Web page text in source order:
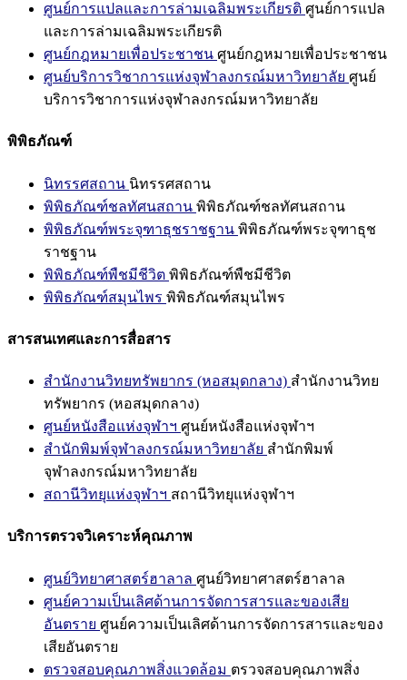
ศูนย์การแปลและการล่ามเฉลิมพระเกียรติ ศูนย์การแปล
และการล่ามเฉลิมพระเกียรติ
ศูนย์กฎหมายเพื่อประชาชน ศูนย์กฎหมายเพื่อประชาชน
ศูนย์บริการวิชาการแห่งจุฬาลงกรณ์มหาวิทยาลัย ศูนย์
บริการวิชาการแห่งจุฬาลงกรณ์มหาวิทยาลัย
พิพิธภัณฑ์
นิทรรศสถาน นิทรรศสถาน
พิพิธภัณฑ์ชลทัศนสถาน พิพิธภัณฑ์ชลทัศนสถาน
พิพิธภัณฑ์พระจุฑาธุชราชฐาน พิพิธภัณฑ์พระจุฑาธุช
ราชฐาน
พิพิธภัณฑ์พืชมีชีวิต พิพิธภัณฑ์พืชมีชีวิต
พิพิธภัณฑ์สมุนไพร พิพิธภัณฑ์สมุนไพร
สารสนเทศและการสื่อสาร
สำนักงานวิทยทรัพยากร (หอสมุดกลาง) สำนักงานวิทย
ทรัพยากร (หอสมุดกลาง)
ศูนย์หนังสือแห่งจุฬาฯ ศูนย์หนังสือแห่งจุฬาฯ
สำนักพิมพ์จุฬาลงกรณ์มหาวิทยาลัย สำนักพิมพ์
จุฬาลงกรณ์มหาวิทยาลัย
สถานีวิทยุแห่งจุฬาฯ สถานีวิทยุแห่งจุฬาฯ
บริการตรวจวิเคราะห์คุณภาพ
ศูนย์วิทยาศาสตร์ฮาลาล ศูนย์วิทยาศาสตร์ฮาลาล
ศูนย์ความเป็นเลิศด้านการจัดการสารและของเสีย
อันตราย ศูนย์ความเป็นเลิศด้านการจัดการสารและของ
เสียอันตราย
ตรวจสอบคุณภาพสิ่งแวดล้อม ตรวจสอบคุณภาพสิ่ง